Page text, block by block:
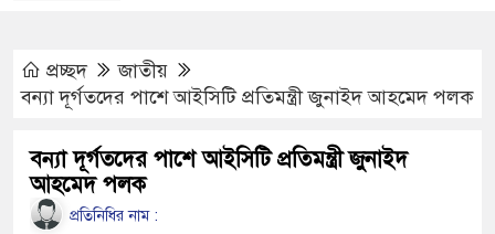
সিল-স্বাক্ষর জালিয়াতি চক্রের পাঁচ
উদ্ধার
প্রচ্ছদ
জাতীয়
বন্যা দূর্গতদের পাশে আইসিটি প্রতিমন্ত্রী জুনাইদ আহমেদ পলক
বন্যা দূর্গতদের পাশে আইসিটি প্রতিমন্ত্রী জুনাইদ
আহমেদ পলক
প্রতিনিধির নাম :